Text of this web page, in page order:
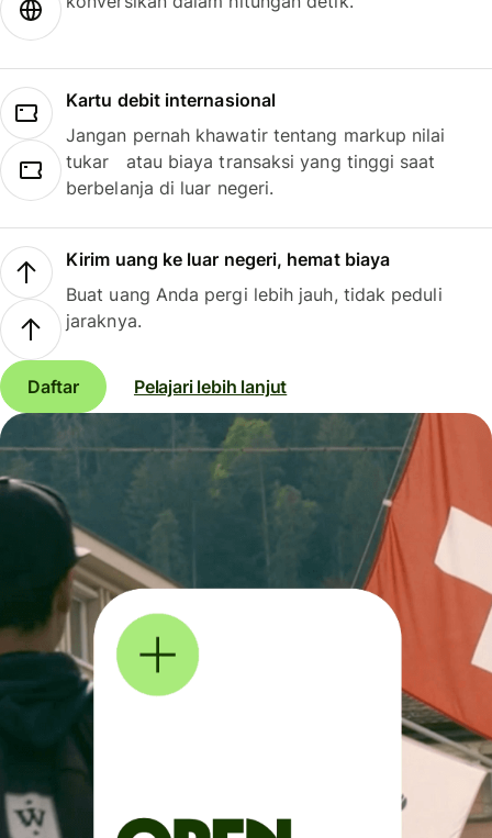
Kartu debit internasional
Jangan pernah khawatir tentang markup nilai
tukar atau biaya transaksi yang tinggi saat
berbelanja di luar negeri.
Kirim uang ke luar negeri, hemat biaya
Buat uang Anda pergi lebih jauh, tidak peduli
jaraknya.
Daftar Pelajari lebih lanjut